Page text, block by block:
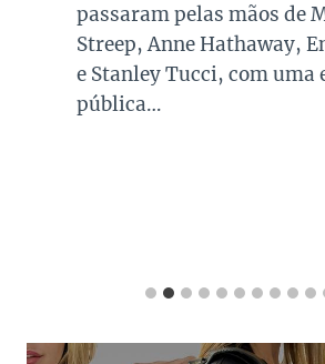
passaram pelas mãos de
Streep, Anne Hathaway,
e Stanley Tucci, com uma
pública…